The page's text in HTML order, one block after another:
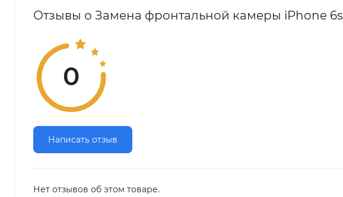
Отзывы о Замена фронтальной камеры iPhone 6s
0
Написать отзыв
Нет отзывов об этом товаре.